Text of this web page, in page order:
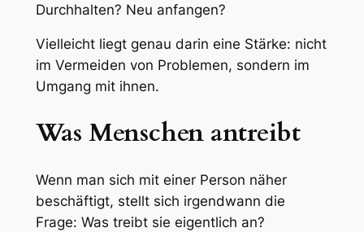
Durchhalten? Neu anfangen?
Vielleicht liegt genau darin eine Stärke: nicht
im Vermeiden von Problemen, sondern im
Umgang mit ihnen.
Was Menschen antreibt
Wenn man sich mit einer Person näher
beschäftigt, stellt sich irgendwann die
Frage: Was treibt sie eigentlich an?